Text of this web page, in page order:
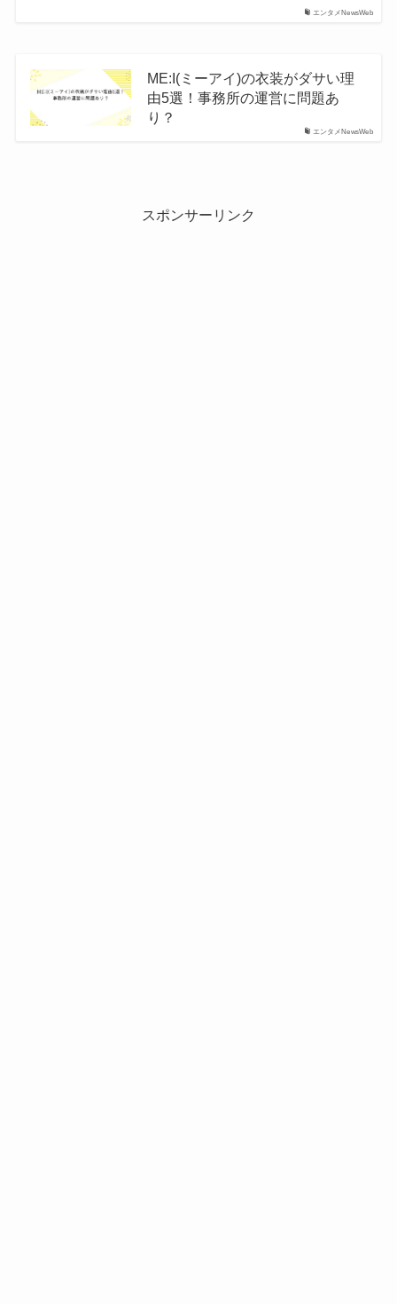
エンタメNewsWeb
エンタメNewsWeb
ME:I(ミーアイ)の衣装がダサい理
由5選！事務所の運営に問題あ
り？
スポンサーリンク